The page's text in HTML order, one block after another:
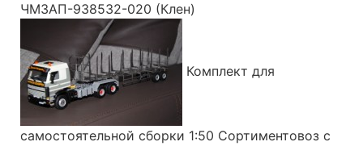
ЧМЗАП-938532-020 (Клен)
Комплект для
самостоятельной сборки 1:50 Сортиментовоз с